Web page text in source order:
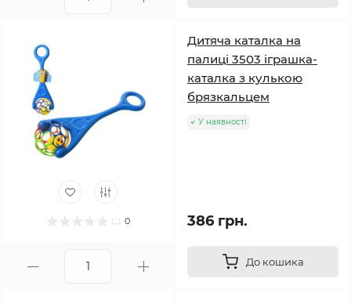
0
Дитяча каталка на
палиці 3503 іграшка-
каталка з кулькою
брязкальцем
У наявності
386 грн.
До кошика